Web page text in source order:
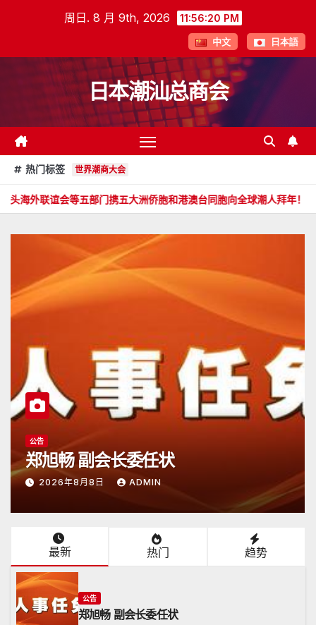
周日. 8 月 9th, 2026 11:56:21 PM
中文 日本語
日本潮汕总商会
热门标签 世界潮商大会
部门携五大洲侨胞和港澳台同胞向全球潮人拜年！ 郑旭畅 副
公告
日本潮汕总商会开放申请
2026年6月15日 ADMIN
最新 热门 趋势
公告
郑旭畅 副会长委任状